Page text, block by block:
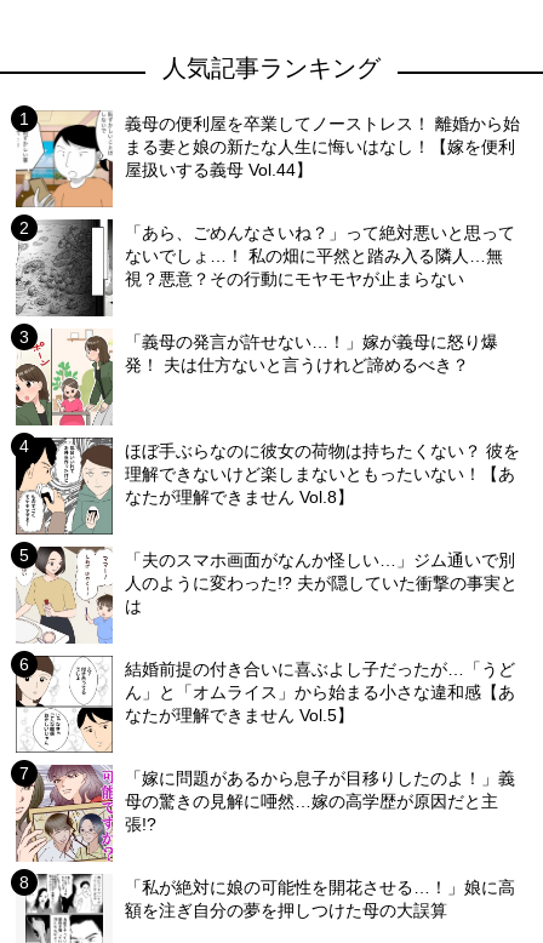
人気記事ランキング
義母の便利屋を卒業してノーストレス！ 離婚から始
まる妻と娘の新たな人生に悔いはなし！【嫁を便利
屋扱いする義母 Vol.44】
「あら、ごめんなさいね？」って絶対悪いと思って
ないでしょ…！ 私の畑に平然と踏み入る隣人…無
視？悪意？その行動にモヤモヤが止まらない
「義母の発言が許せない…！」嫁が義母に怒り爆
発！ 夫は仕方ないと言うけれど諦めるべき？
ほぼ手ぶらなのに彼女の荷物は持ちたくない？ 彼を
理解できないけど楽しまないともったいない！【あ
なたが理解できません Vol.8】
「夫のスマホ画面がなんか怪しい…」ジム通いで別
人のように変わった!? 夫が隠していた衝撃の事実と
は
結婚前提の付き合いに喜ぶよし子だったが…「うど
ん」と「オムライス」から始まる小さな違和感【あ
なたが理解できません Vol.5】
「嫁に問題があるから息子が目移りしたのよ！」義
母の驚きの見解に唖然…嫁の高学歴が原因だと主
張!?
「私が絶対に娘の可能性を開花させる…！」娘に高
額を注ぎ自分の夢を押しつけた母の大誤算